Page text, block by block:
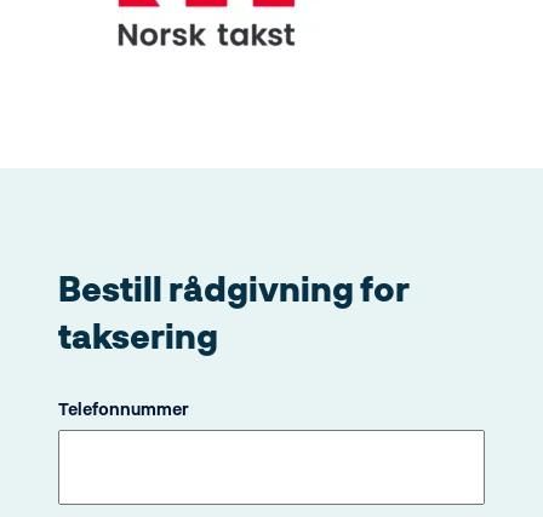
Bestill rådgivning for
taksering
Telefonnummer